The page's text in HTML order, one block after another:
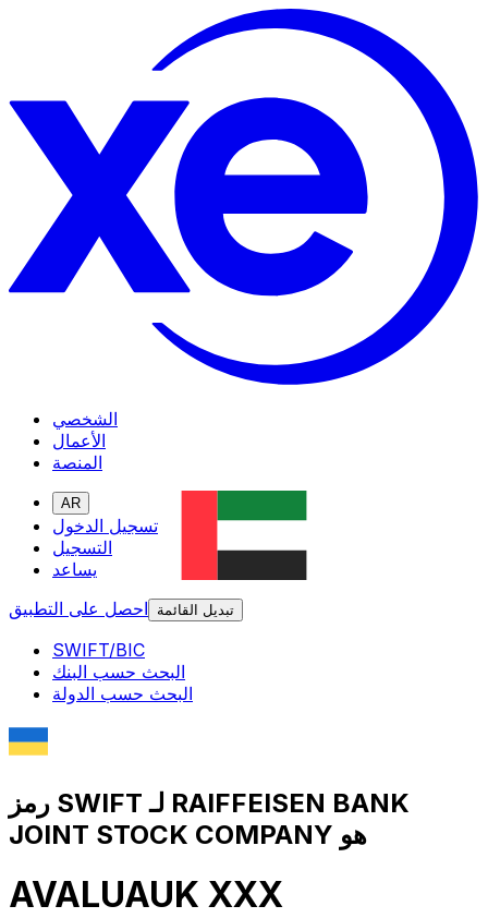
الشخصي
الأعمال
المنصة
AR
تسجيل الدخول
التسجيل
يساعد
احصل على التطبيق
تبديل القائمة
SWIFT/BIC
البحث حسب البنك
البحث حسب الدولة
رمز SWIFT لـ RAIFFEISEN BANK
JOINT STOCK COMPANY هو
AVALUAUK XXX